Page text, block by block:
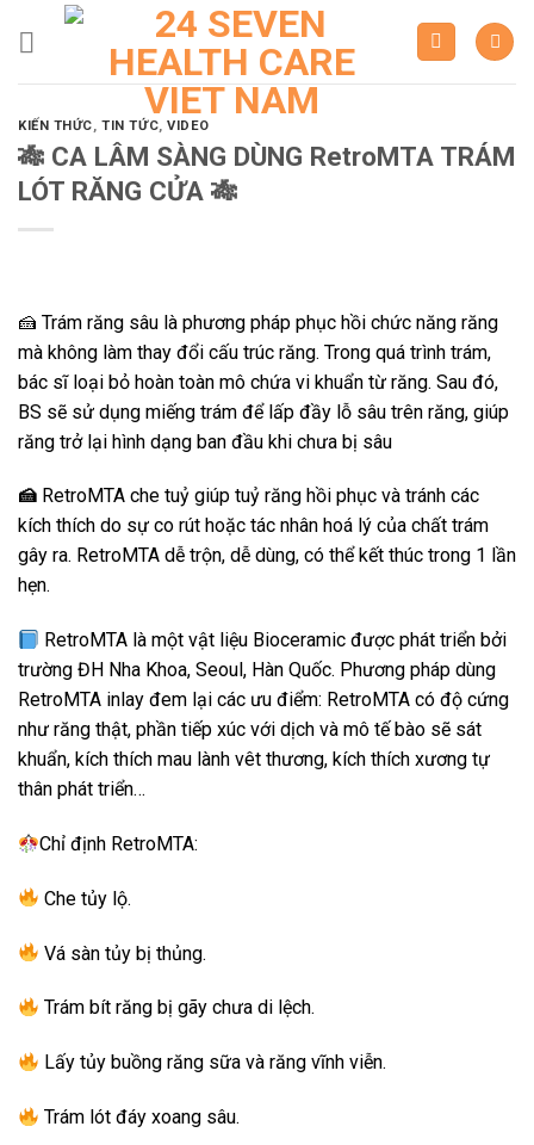
KIẾN THỨC,TIN TỨC,VIDEO
🎋 CA LÂM SÀNG DÙNG RetroMTA TRÁM
LÓT RĂNG CỬA 🎋
🍰 Trám răng sâu là phương pháp phục hồi chức năng răng
mà không làm thay đổi cấu trúc răng. Trong quá trình trám,
bác sĩ loại bỏ hoàn toàn mô chứa vi khuẩn từ răng. Sau đó,
BS sẽ sử dụng miếng trám để lấp đầy lỗ sâu trên răng, giúp
răng trở lại hình dạng ban đầu khi chưa bị sâu
🍰 RetroMTA che tuỷ giúp tuỷ răng hồi phục và tránh các
kích thích do sự co rút hoặc tác nhân hoá lý của chất trám
gây ra. RetroMTA dễ trộn, dễ dùng, có thể kết thúc trong 1 lần
hẹn.
RetroMTA là một vật liệu Bioceramic được phát triển bởi
trường ĐH Nha Khoa, Seoul, Hàn Quốc. Phương pháp dùng
RetroMTA inlay đem lại các ưu điểm: RetroMTA có độ cứng
như răng thật, phần tiếp xúc với dịch và mô tế bào sẽ sát
khuẩn, kích thích mau lành vêt thương, kích thích xương tự
thân phát triển… ️
Chỉ định RetroMTA:
Che tủy lộ.
Vá sàn tủy bị thủng.
Trám bít răng bị gãy chưa di lệch.
Lấy tủy buồng răng sữa và răng vĩnh viễn.
Trám lót đáy xoang sâu.